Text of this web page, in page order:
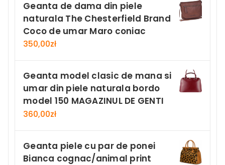
Geanta de dama din piele
naturala The Chesterfield Brand
Coco de umar Maro coniac
350,00zł
Geanta model clasic de mana si
umar din piele naturala bordo
model 150 MAGAZINUL DE GENTI
360,00zł
Geanta piele cu par de ponei
Bianca cognac/animal print